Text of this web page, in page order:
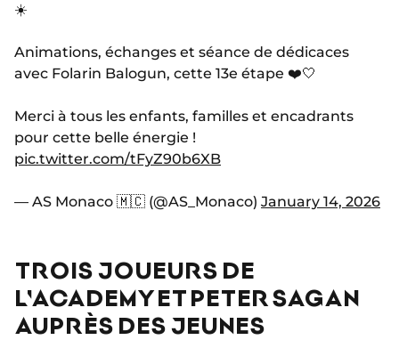
☀️
Animations, échanges et séance de dédicaces
avec Folarin Balogun, cette 13e étape ❤️🤍
Merci à tous les enfants, familles et encadrants
pour cette belle énergie !
pic.twitter.com/tFyZ90b6XB
— AS Monaco 🇲🇨 (@AS_Monaco) January 14, 2026
TROIS JOUEURS DE
L'ACADEMY ET PETER SAGAN
AUPRÈS DES JEUNES